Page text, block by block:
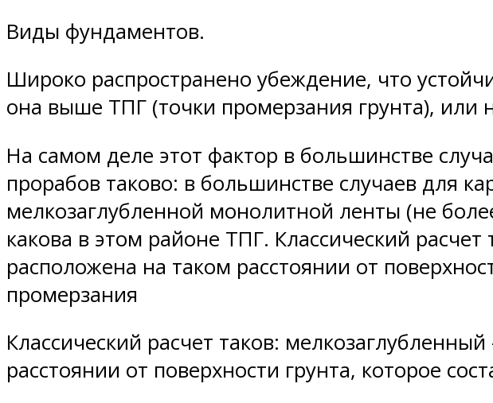
Виды фундаментов.
Широко распространено убеждение, что
она выше ТПГ (точки промерзания грунта), или
На самом деле этот фактор в большинстве
прорабов таково: в большинстве случаев для
мелкозаглубленной монолитной ленты (не
какова в этом районе ТПГ. Классический
расположена на таком расстоянии от
промерзания
Классический расчет таков:
расстоянии от поверхности грунта, которое